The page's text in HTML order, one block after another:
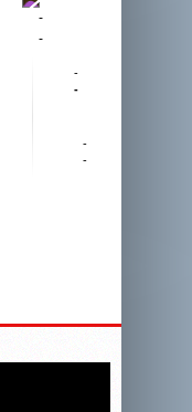
-
-
-
-
-
-